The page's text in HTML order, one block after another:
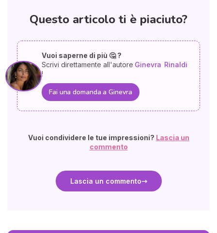
Questo articolo ti è piaciuto?
Vuoi saperne di più 🤔 ?
Scrivi direttamente all'autore Ginevra Rinaldi
!
Fai una domanda a Ginevra
Vuoi condividere le tue impressioni? Lascia un
commento
Lascia un commento